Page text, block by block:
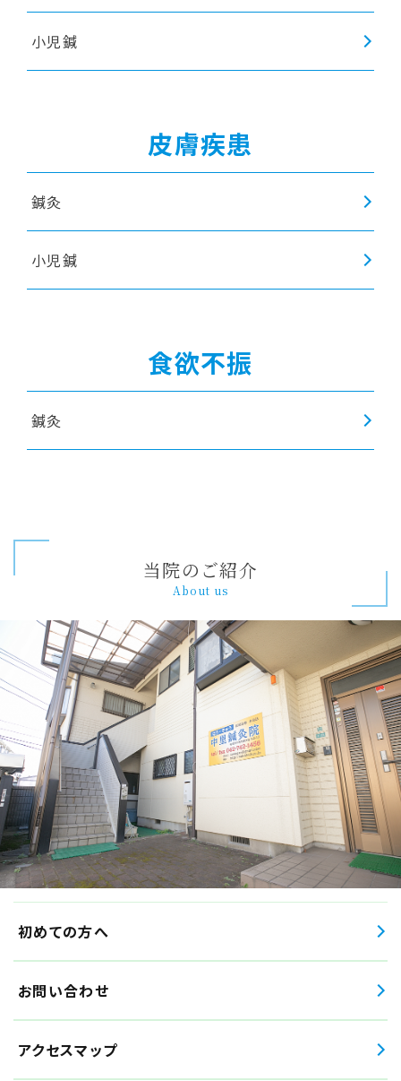
小児鍼
皮膚疾患
鍼灸
小児鍼
食欲不振
鍼灸
当院のご紹介
About us
初めての方へ
お問い合わせ
アクセスマップ